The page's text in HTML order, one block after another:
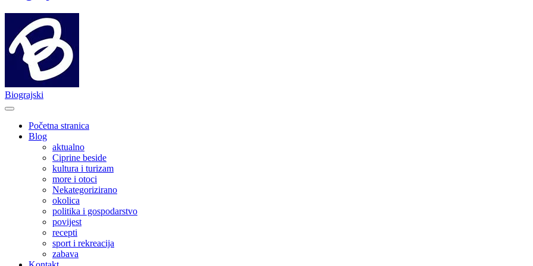
Biograjski
Početna stranica
Blog
aktualno
Ciprine beside
kultura i turizam
more i otoci
Nekategorizirano
okolica
politika i gospodarstvo
povijest
recepti
sport i rekreacija
zabava